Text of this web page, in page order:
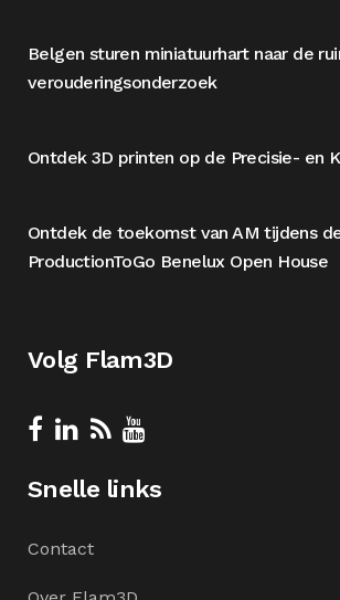
Belgen sturen miniatuurhart naar de
verouderingsonderzoek
Ontdek 3D printen op de Precisie- en
Ontdek de toekomst van AM tijdens
ProductionToGo Benelux Open House
Volg Flam3D
Snelle links
Contact